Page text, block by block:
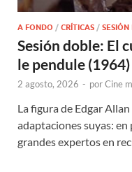
A FONDO / CRÍTICAS / SESIÓN
Sesión doble: El
le pendule (1964)
2 agosto, 2026 - porCine
La figura de Edgar
adaptaciones suyas:
grandes expertos en